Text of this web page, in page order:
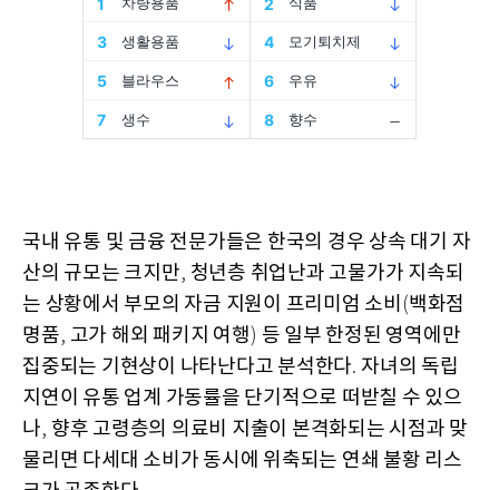
국내 유통 및 금융 전문가들은 한국의 경우 상속 대기 자
산의 규모는 크지만, 청년층 취업난과 고물가가 지속되
는 상황에서 부모의 자금 지원이 프리미엄 소비 (백화점
명품, 고가 해외 패키지 여행) 등 일부 한정된 영역에만
집중되는 기현상이 나타난다고 분석한다. 자녀의 독립
지연이 유통 업계 가동률을 단기적으로 떠받칠 수 있으
나, 향후 고령층의 의료비 지출이 본격화되는 시점과 맞
물리면 다세대 소비가 동시에 위축되는 연쇄 불황 리스